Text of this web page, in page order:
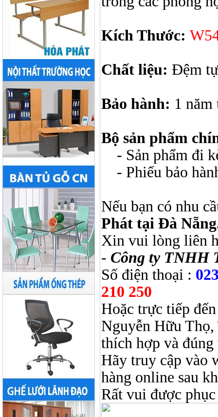
Kích Thước:
Chất liệu: Đệm
Bảo hành: 1 năm
Bộ sản phẩm
- Sản phẩm đi
- Phiếu bảo
Nếu bạn có nhu
Phát tại Đà
Xin vui lòng liên
- Công ty TNHH
Số điện thoại :
210 250
Hoặc trực tiếp
Nguyễn Hữu Thọ,
thích hợp và
Hãy truy cập vào
hàng online sau
Rất vui được